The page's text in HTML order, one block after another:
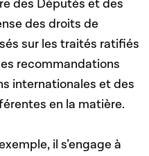
des Députés et des
des droits de
sur les traités ratifiés
recommandations
internationales et des
en la matière.
il s’engage à